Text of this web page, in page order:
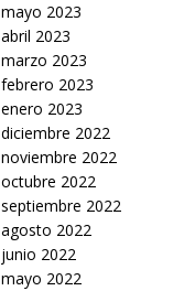
mayo 2023
abril 2023
marzo 2023
febrero 2023
enero 2023
diciembre 2022
noviembre 2022
octubre 2022
septiembre 2022
agosto 2022
junio 2022
mayo 2022